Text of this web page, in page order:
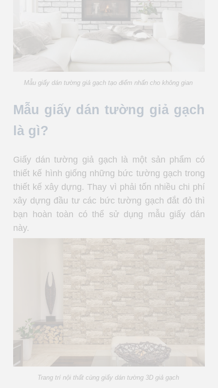
Mẫu giấy dán tường giả gạch tạo điểm nhấn cho không gian
Mẫu giấy dán tường giả gạch
là gì?
Giấy dán tường giả gạch là một sản phẩm có
thiết kế hình giống những bức tường gạch trong
thiết kế xây dựng. Thay vì phải tốn nhiều chi phí
xây dựng đầu tư các bức tường gạch đắt đỏ thì
bạn hoàn toàn có thể sử dụng mẫu giấy dán
này.
Trang trí nội thất cùng giấy dán tường 3D giả gạch